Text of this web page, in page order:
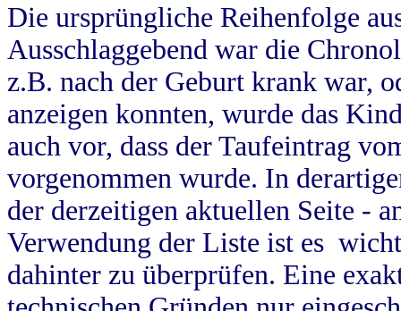
Die ursprüngliche Reihenfolge
Ausschlaggebend war die
z.B. nach der Geburt krank war,
anzeigen konnten, wurde das
auch vor, dass der Taufeintrag
vorgenommen wurde. In
der derzeitigen aktuellen Seite -
Verwendung der Liste ist es
dahinter zu überprüfen. Eine